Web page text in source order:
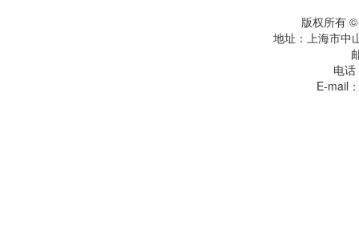
版权所有
地址：上海市
电
E-mail